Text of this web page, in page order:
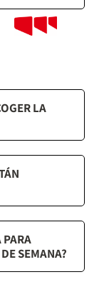
LA
PARA
SEMANA?